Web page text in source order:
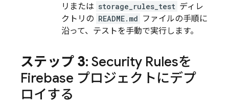
リまたは storage_rules_test ディレ
クトリの README.md ファイルの手順に
沿って、テストを手動で実行します。
ステップ 3: Security Rulesを
Firebase プロジェクトにデプ
ロイする